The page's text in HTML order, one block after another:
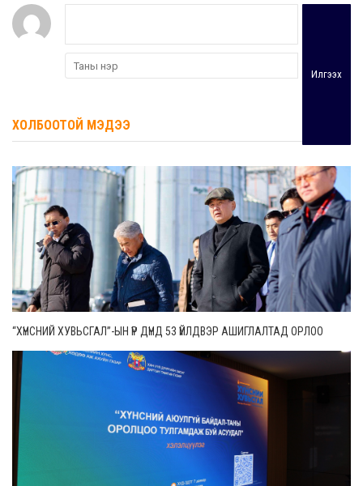
Илгээх
ХОЛБООТОЙ МЭДЭЭ
“ХҮНСНИЙ ХУВЬСГАЛ”-ЫН ҮР ДҮНД 53 ҮЙЛДВЭР АШИГЛАЛТАД ОРЛОО